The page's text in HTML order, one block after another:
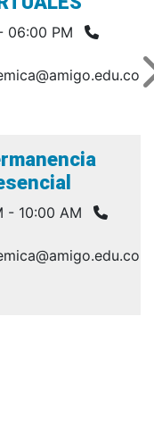
06:00 PM
- 10:00 AM